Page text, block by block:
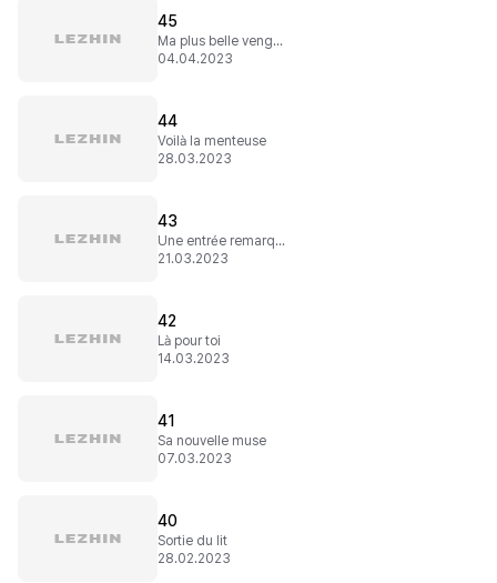
45
Ma plus belle vengeance
04.04.2023
44
Voilà la menteuse
28.03.2023
43
Une entrée remarquée
21.03.2023
42
Là pour toi
14.03.2023
41
Sa nouvelle muse
07.03.2023
40
Sortie du lit
28.02.2023